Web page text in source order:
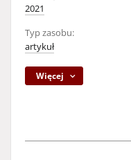
2021
Typ zasobu:
artykuł
Więcej